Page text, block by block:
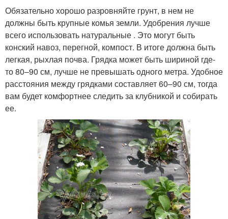
Обязательно хорошо разровняйте грунт, в нем не
должны быть крупные комья земли. Удобрения лучше
всего использовать натуральные . Это могут быть
конский навоз, перегной, компост. В итоге должна быть
легкая, рыхлая почва. Грядка может быть шириной где-
то 80–90 см, лучше не превышать одного метра. Удобное
расстояния между грядками составляет 60–90 см, тогда
вам будет комфортнее следить за клубникой и собирать
ее.